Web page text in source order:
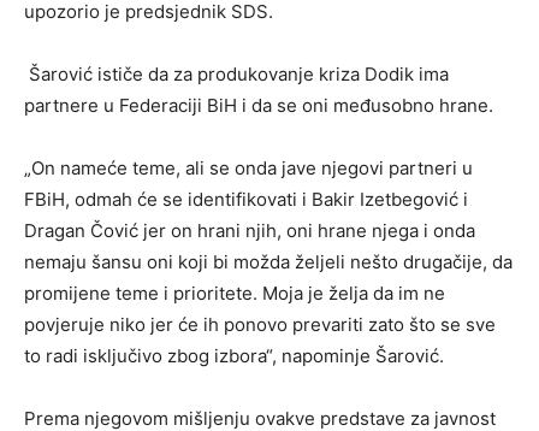
upozorio je predsjednik SDS.
Šarović ističe da za produkovanje kriza Dodik ima
partnere u Federaciji BiH i da se oni međusobno hrane.
„On nameće teme, ali se onda jave njegovi partneri u
FBiH, odmah će se identifikovati i Bakir Izetbegović i
Dragan Čović jer on hrani njih, oni hrane njega i onda
nemaju šansu oni koji bi možda željeli nešto drugačije, da
promijene teme i prioritete. Moja je želja da im ne
povjeruje niko jer će ih ponovo prevariti zato što se sve
to radi isključivo zbog izbora“, napominje Šarović.
Prema njegovom mišljenju ovakve predstave za javnost